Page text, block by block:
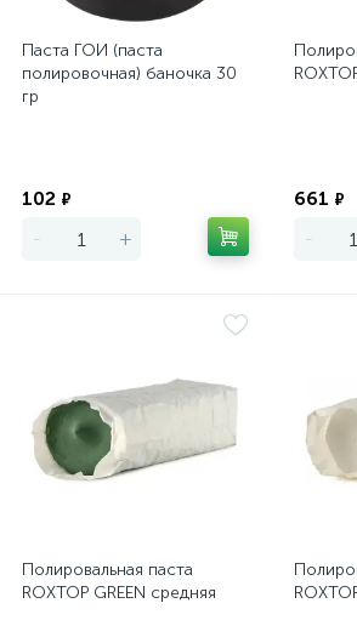
Паста ГОИ (паста
полировочная) баночка 30
гр
102 ₽
- +
661 ₽
-
Полировальная паста
ROXTOP GREEN средняя